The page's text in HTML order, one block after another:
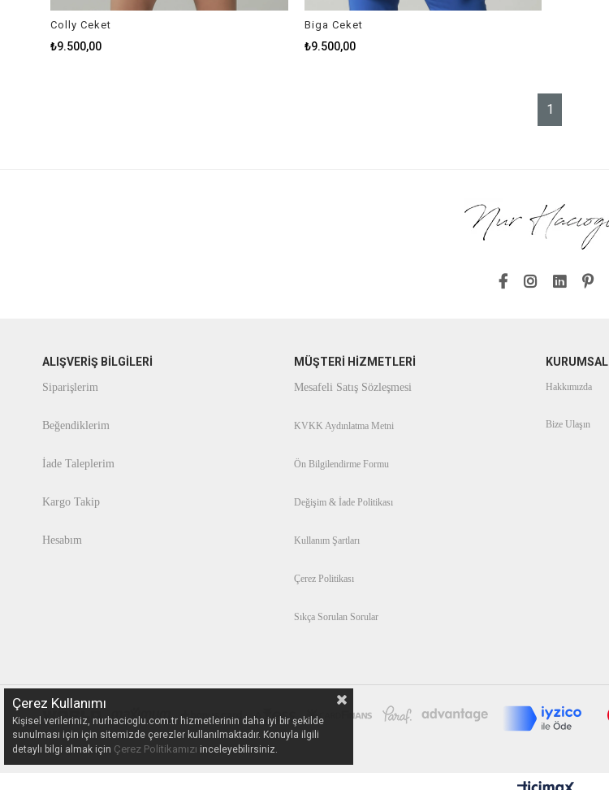
Colly Ceket
₺9.500,00
Biga Ceket
₺9.500,00
1
ALIŞVERİŞ BİLGİLERİ
Siparişlerim
Beğendiklerim
İade Taleplerim
Kargo Takip
Hesabım
MÜŞTERİ HİZMETLERİ
Mesafeli Satış Sözleşmesi
KVKK Aydınlatma Metni
Ön Bilgilendirme Formu
Değişim & İade Politikası
Kullanım Şartları
Çerez Politikası
Sıkça Sorulan Sorular
KURUMSAL
Hakkımızda
Bize Ulaşın
Çerez Kullanımı
Kişisel verileriniz, nurhacioglu.com.tr hizmetlerinin daha iyi bir şekilde
sunulması için için sitemizde çerezler kullanılmaktadır. Konuyla ilgili
detaylı bilgi almak için Çerez Politikamızı inceleyebilirsiniz.